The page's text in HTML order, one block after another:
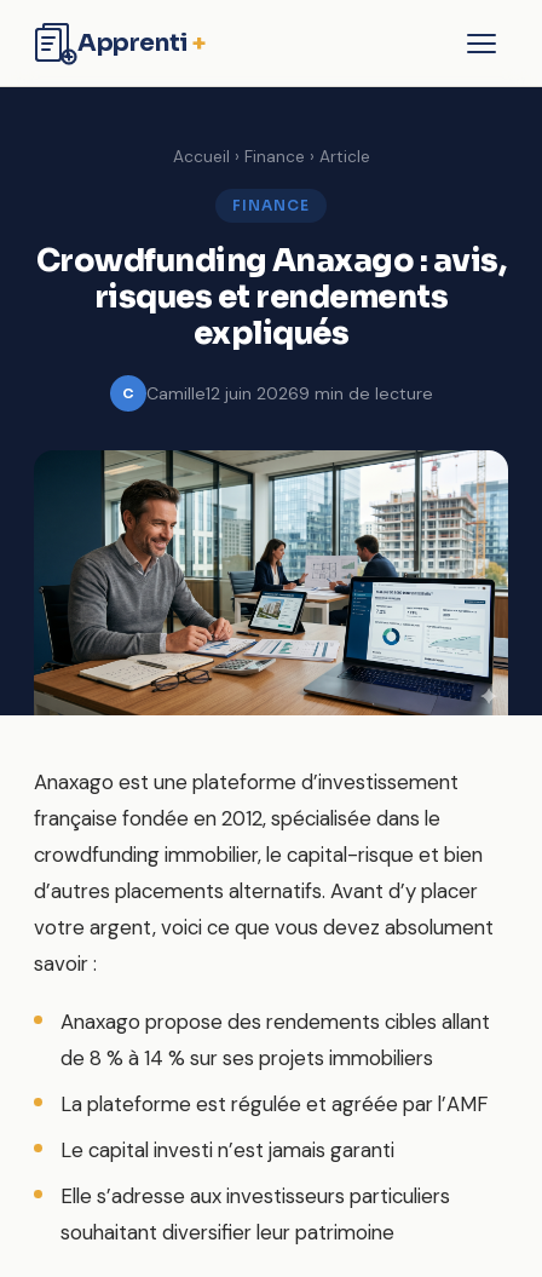
Apprenti+
Entreprise
Contact
Commencer à apprendre
Accueil › Finance › Article
FINANCE
Crowdfunding Anaxago : avis,
risques et rendements
expliqués
C Camille12 juin 20269 min de lecture
Anaxago est une plateforme d’investissement
française fondée en 2012, spécialisée dans le
crowdfunding immobilier, le capital-risque et bien
d’autres placements alternatifs. Avant d’y placer
votre argent, voici ce que vous devez absolument
savoir :
Anaxago propose des rendements cibles allant
de 8 % à 14 % sur ses projets immobiliers
La plateforme est régulée et agréée par l’AMF
Le capital investi n’est jamais garanti
Elle s’adresse aux investisseurs particuliers
souhaitant diversifier leur patrimoine